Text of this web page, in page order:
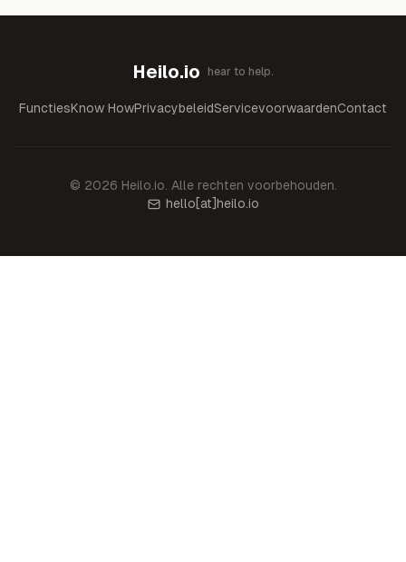
Heilo.io hear to help.
FunctiesKnow HowPrivacybeleidServicevoorwaardenContact
© 2026 Heilo.io. Alle rechten voorbehouden.
hello[at]heilo.io